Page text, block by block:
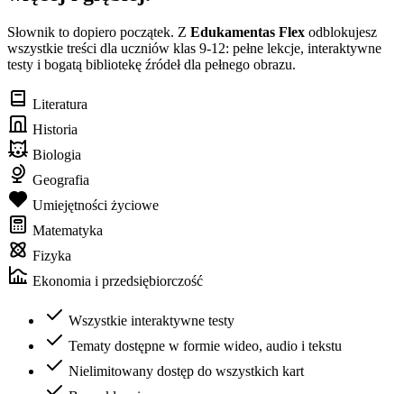
Słownik to dopiero początek. Z Edukamentas Flex odblokujesz
wszystkie treści dla uczniów klas 9-12: pełne lekcje, interaktywne
testy i bogatą bibliotekę źródeł dla pełnego obrazu.
Literatura
Historia
Biologia
Geografia
Umiejętności życiowe
Matematyka
Fizyka
Ekonomia i przedsiębiorczość
Wszystkie interaktywne testy
Tematy dostępne w formie wideo, audio i tekstu
Nielimitowany dostęp do wszystkich kart